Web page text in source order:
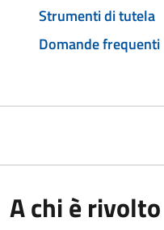
Strumenti di tutela
Domande frequenti
A chi è rivolto